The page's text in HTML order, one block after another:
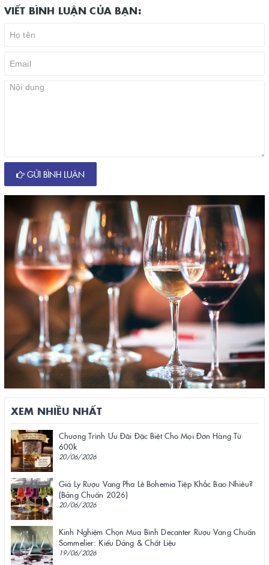
VIẾT BÌNH LUẬN CỦA BẠN:
GỬI BÌNH LUẬN
XEM NHIỀU NHẤT
Chương Trình Ưu Đãi Đặc Biệt Cho Mọi Đơn Hàng Từ
600k
20/06/2026
Giá Ly Rượu Vang Pha Lê Bohemia Tiệp Khắc Bao Nhiêu?
(Bảng Chuẩn 2026)
20/06/2026
Kinh Nghiệm Chọn Mua Bình Decanter Rượu Vang Chuẩn
Sommelier: Kiểu Dáng & Chất Liệu
19/06/2026